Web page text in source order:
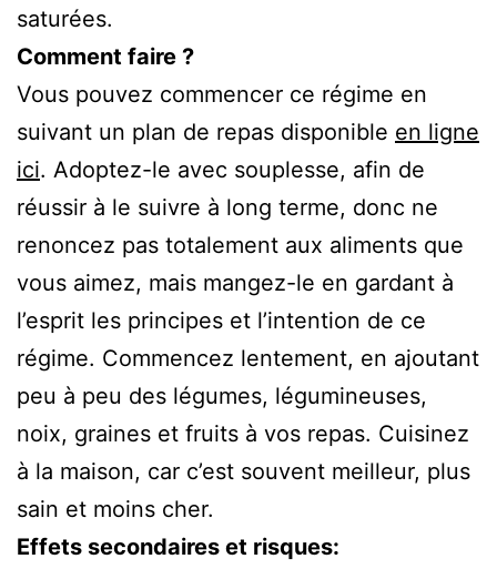
saturées.
Comment faire ?
Vous pouvez commencer ce régime en
suivant un plan de repas disponible en ligne
ici. Adoptez-le avec souplesse, afin de
réussir à le suivre à long terme, donc ne
renoncez pas totalement aux aliments que
vous aimez, mais mangez-le en gardant à
l’esprit les principes et l’intention de ce
régime. Commencez lentement, en ajoutant
peu à peu des légumes, légumineuses,
noix, graines et fruits à vos repas. Cuisinez
à la maison, car c’est souvent meilleur, plus
sain et moins cher.
Effets secondaires et risques: